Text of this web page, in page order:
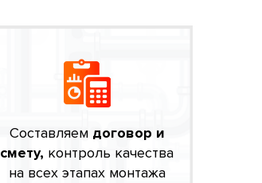
Составляем договор и
смету, контроль качества
на всех этапах монтажа